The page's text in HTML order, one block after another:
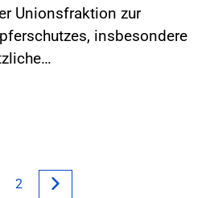
Unionsfraktion zur
insbesondere
2